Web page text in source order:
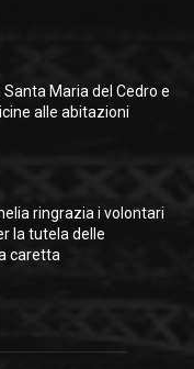
Maria del Cedro e
alle abitazioni
ringrazia i volontari
la tutela delle
caretta